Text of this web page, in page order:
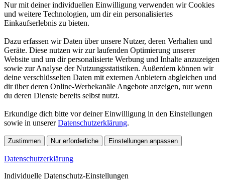
Nur mit deiner individuellen Einwilligung verwenden wir Cookies
und weitere Technologien, um dir ein personalisiertes
Einkaufserlebnis zu bieten.
Dazu erfassen wir Daten über unsere Nutzer, deren Verhalten und
Geräte. Diese nutzen wir zur laufenden Optimierung unserer
Website und um dir personalisierte Werbung und Inhalte anzuzeigen
sowie zur Analyse der Nutzungsstatistiken. Außerdem können wir
deine verschlüsselten Daten mit externen Anbietern abgleichen und
dir über deren Online-Werbekanäle Angebote anzeigen, nur wenn
du deren Dienste bereits selbst nutzt.
Erkundige dich bitte vor deiner Einwilligung in den Einstellungen
sowie in unsererDatenschutzerklärung.
Zustimmen Nur erforderliche Einstellungen anpassen
Datenschutzerklärung
Individuelle Datenschutz-Einstellungen